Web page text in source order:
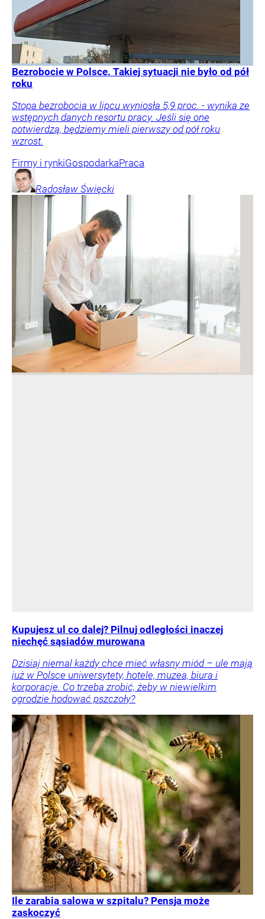
Bezrobocie w Polsce. Takiej sytuacji nie było od pół
roku
Stopa bezrobocia w lipcu wyniosła 5,9 proc. - wynika ze
wstępnych danych resortu pracy. Jeśli się one
potwierdzą, będziemy mieli pierwszy od pół roku
wzrost.
Firmy i rynkiGospodarkaPraca
Radosław Święcki
Kupujesz ul co dalej? Pilnuj odległości inaczej
niechęć sąsiadów murowana
Dzisiaj niemal każdy chce mieć własny miód – ule mają
już w Polsce uniwersytety, hotele, muzea, biura i
korporacje. Co trzeba zrobić, żeby w niewielkim
ogrodzie hodować pszczoły?
Ile zarabia salowa w szpitalu? Pensja może
zaskoczyć